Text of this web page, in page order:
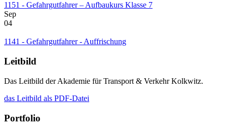
1151 - Gefahrgutfahrer – Aufbaukurs Klasse 7
Sep
04
1141 - Gefahrgutfahrer - Auffrischung
Leitbild
Das Leitbild der Akademie für Transport & Verkehr Kolkwitz.
das Leitbild als PDF-Datei
Portfolio